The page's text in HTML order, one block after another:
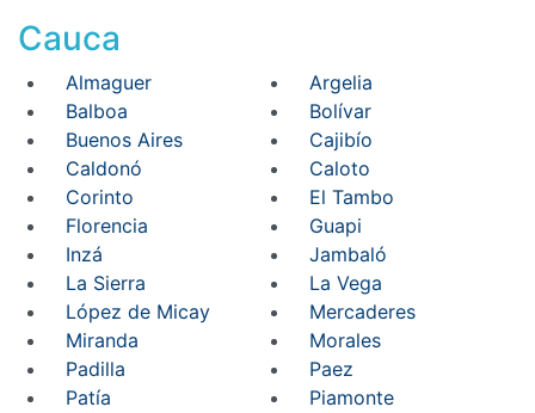
Cauca
Almaguer
Argelia
Balboa
Bolívar
Buenos Aires
Cajibío
Caldonó
Caloto
Corinto
El Tambo
Florencia
Guapi
Inzá
Jambaló
La Sierra
La Vega
López de Micay
Mercaderes
Miranda
Morales
Padilla
Paez
Patía
Piamonte